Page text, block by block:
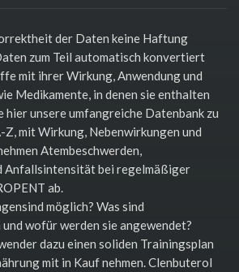
der Daten keine Haftung
zum Teil automatisch konvertiert
mit ihrer Wirkung, Anwendung und
Medikamente, in denen sie enthalten
hier unsere umfangreiche Datenbank zu
mit Wirkung, Nebenwirkungen und
Atembeschwerden,
Anfallsintensität bei regelmäßiger
ab.
möglich? Was sind
wofür werden sie angewendet?
dazu einen soliden Trainingsplan
mit in Kauf nehmen. Clenbuterol